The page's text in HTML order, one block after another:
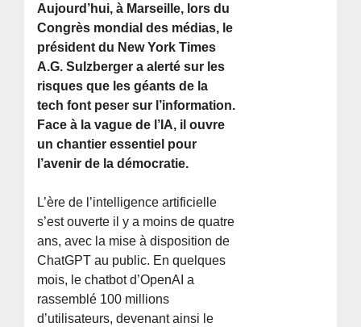
Aujourd’hui, à Marseille, lors du
Congrès mondial des médias, le
président du New York Times
A.G. Sulzberger a alerté sur les
risques que les géants de la
tech font peser sur l’information.
Face à la vague de l’IA, il ouvre
un chantier essentiel pour
l’avenir de la démocratie.
L’ère de l’intelligence artificielle
s’est ouverte il y a moins de quatre
ans, avec la mise à disposition de
ChatGPT au public. En quelques
mois, le chatbot d’OpenAI a
rassemblé 100 millions
d’utilisateurs, devenant ainsi le